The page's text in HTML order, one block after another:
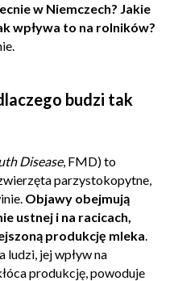
w Niemczech? Jakie
wpływa to na rolników?
budzi tak
Disease, FMD) to
parzystokopytne,
Objawy obejmują
ustnej i na racicach,
produkcję mleka
ludzi, jej wpływ na
produkcję, powoduje